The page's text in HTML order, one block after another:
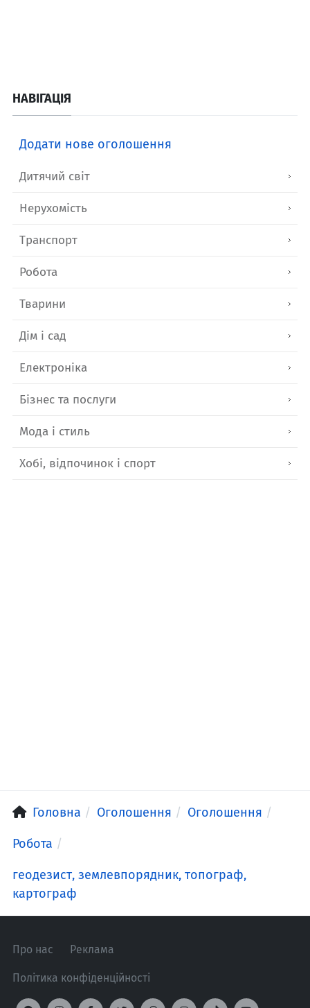
НАВІГАЦІЯ
Додати нове оголошення
Дитячий світ
Нерухомість
Транспорт
Робота
Тварини
Дім і сад
Електроніка
Бізнес та послуги
Мода і стиль
Хобі, відпочинок і спорт
Головна Оголошення Оголошення
Робота
геодезист, землевпорядник, топограф,
картограф
Про нас Реклама
Політика конфіденційності